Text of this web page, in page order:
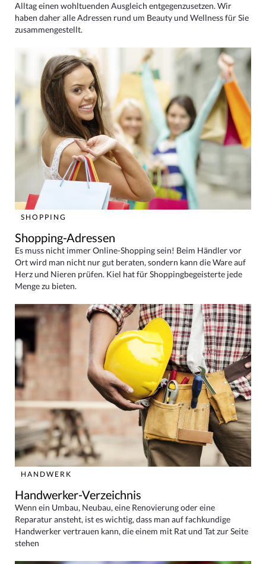
Alltag einen wohltuenden Ausgleich entgegenzusetzen. Wir
haben daher alle Adressen rund um Beauty und Wellness für Sie
zusammengestellt.
SHOPPING
Shopping-Adressen
Es muss nicht immer Online-Shopping sein! Beim Händler vor
Ort wird man nicht nur gut beraten, sondern kann die Ware auf
Herz und Nieren prüfen. Kiel hat für Shoppingbegeisterte jede
Menge zu bieten.
HANDWERK
Handwerker-Verzeichnis
Wenn ein Umbau, Neubau, eine Renovierung oder eine
Reparatur ansteht, ist es wichtig, dass man auf fachkundige
Handwerker vertrauen kann, die einem mit Rat und Tat zur Seite
stehen